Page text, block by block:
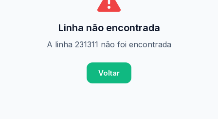
Linha não encontrada
A linha 231311 não foi encontrada
Voltar